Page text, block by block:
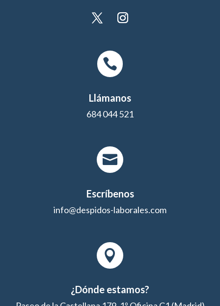

Llámanos
684 044 521

Escríbenos
info@despidos-laborales.com

¿Dónde estamos?